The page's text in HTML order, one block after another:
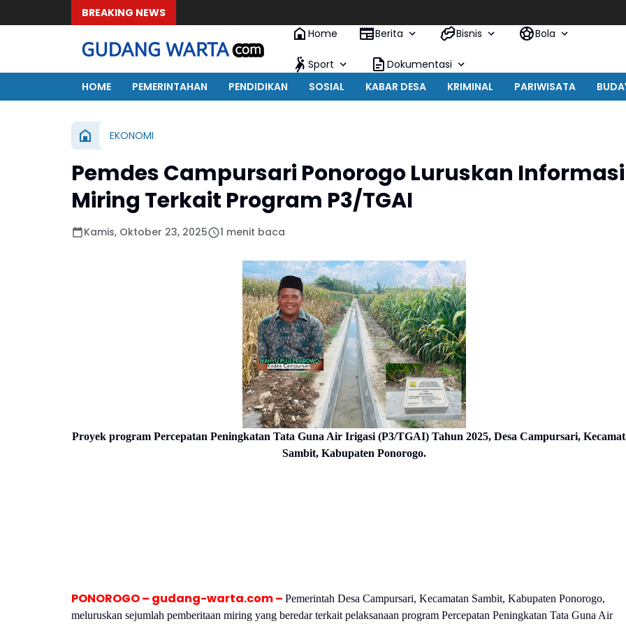
BREAKING NEWS
Home
Berita Bisnis Bola
Sport
Dokumentasi
HOME
PEMERINTAHAN PENDIDIKAN SOSIAL KABAR DESA KRIMINAL PARIWISATA
EKONOMI
Pemdes Campursari Ponorogo Luruskan Informasi
Miring Terkait Program P3/TGAI
Kamis, Oktober 23, 2025 1 menit baca
Proyek program Percepatan Peningkatan Tata Guna Air Irigasi (P3/TGAI) Tahun 2025, Desa Campursari,
Sambit, Kabupaten Ponorogo.
PONOROGO – gudang-warta.com – Pemerintah Desa Campursari, Kecamatan Sambit, Kabupaten Ponorogo,
meluruskan sejumlah pemberitaan miring yang beredar terkait pelaksanaan program Percepatan Peningkatan Tata Guna Air